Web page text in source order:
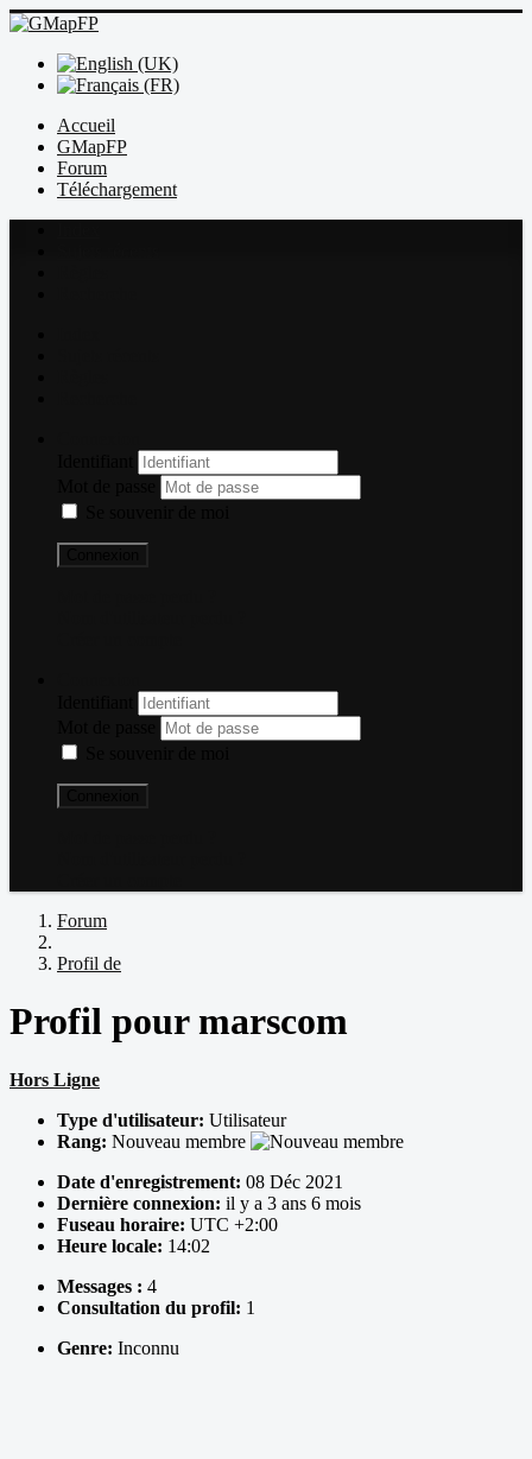
Accueil
GMapFP
Forum
Téléchargement
Forum
Profil de
Profil pour marscom
Hors Ligne
Type d'utilisateur: Utilisateur
Rang: Nouveau membre
Date d'enregistrement: 08 Déc 2021
Dernière connexion: il y a 3 ans 6 mois
Fuseau horaire: UTC +2:00
Heure locale: 14:02
Messages : 4
Consultation du profil: 1
Genre: Inconnu